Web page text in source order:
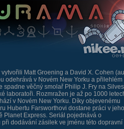
Matt Groening a David X. Cohen
odehrává v Novém New Yorku a přilehlém
spadne věčný smolař Philip J. Fry na
laboratoři. Rozmražen je až po 1000
v Novém New Yorku. Díky objevenému
Hubertu Farsworthovi dostane práci v
Planet Express. Seriál pojednává o
dodávání zásilek ve jménu této dopravní